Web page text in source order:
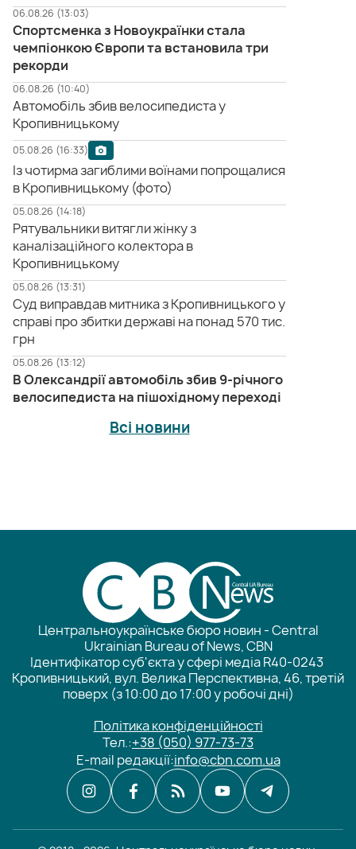
06.08.26 (13:03)
Спортсменка з Новоукраїнки стала
чемпіонкою Європи та встановила три
рекорди
06.08.26 (10:40)
Автомобіль збив велосипедиста у
Кропивницькому
05.08.26 (16:33)
Із чотирма загиблими воїнами попрощалися
в Кропивницькому (фото)
05.08.26 (14:18)
Рятувальники витягли жінку з
каналізаційного колектора в
Кропивницькому
05.08.26 (13:31)
Суд виправдав митника з Кропивницького у
справі про збитки державі на понад 570 тис.
грн
05.08.26 (13:12)
В Олександрії автомобіль збив 9-річного
велосипедиста на пішохідному переході
Всі новини
Центральноукраїнське бюро новин - Central
Ukrainian Bureau of News, CBN
Ідентифікатор суб'єкта у сфері медіа R40-0243
Кропивницький, вул. Велика Перспективна, 46, третій
поверх (з 10:00 до 17:00 у робочі дні)
Політика конфіденційності
Тел.:+38 (050) 977-73-73
E-mail редакції:info@cbn.com.ua